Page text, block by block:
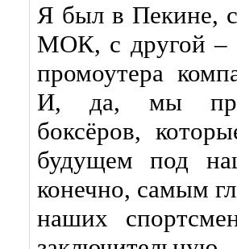
Я был в Пекине,
МОК, с другой –
промоутера
И, да, мы
боксёров,
будущем под
конечно, самым
наших